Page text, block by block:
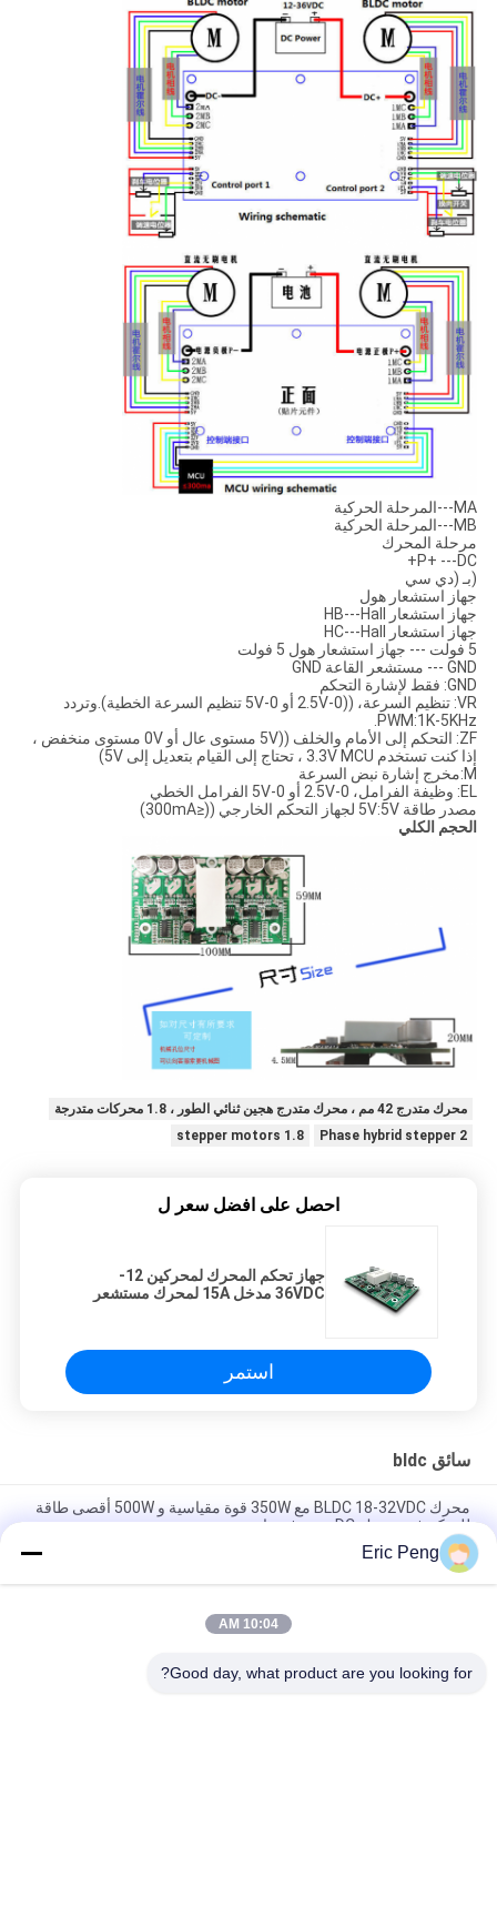
MA---المرحلة الحركية
MB---المرحلة الحركية
مرحلة المحرك
P+ ---DC+
(بـ (دي سي
جهاز استشعار هول
جهاز استشعار HB---Hall
جهاز استشعار HC---Hall
5 فولت --- جهاز استشعار هول 5 فولت
GND --- مستشعر القاعة GND
GND: فقط لإشارة التحكم
VR: تنظيم السرعة، ((0-2.5V أو 0-5V تنظيم السرعة الخطية).وتردد
PWM:1K-5KHz.
ZF: التحكم إلى الأمام والخلف ((5V مستوى عال أو 0V مستوى منخفض ،
إذا كنت تستخدم 3.3V MCU ، تحتاج إلى القيام بتعديل إلى 5V)
M:مخرج إشارة نبض السرعة
EL: وظيفة الفرامل، 0-2.5V أو 0-5V الفرامل الخطي
مصدر طاقة 5V:5V لجهاز التحكم الخارجي ((≤300mA)
الحجم الكلي
محرك متدرج 42 مم ، محرك متدرج هجين ثنائي الطور ، 1.8 محركات متدرجة
2 Phase hybrid stepper
1.8 stepper motors
احصل على افضل سعر ل
جهاز تحكم المحرك لمحركين 12-
36VDC مدخل 15A لمحرك مستشعر
استمر
سائق bldc
محرك BLDC 18-32VDC مع 350W قوة مقياسية و 500W أقصى طاقة
للتحكم في محرك DC بدون فرشاة
وموجة مربعة للتطبيقات الصناعية
24 فولت 350W 15A BLDC محرك السائق للاستخدام الصناعي مع
Eric Peng
10:04 AM
Good day, what product are you looking for?